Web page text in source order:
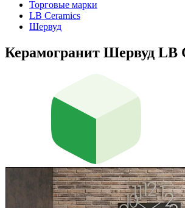
Торговые марки
LB Ceramics
Шервуд
Керамогранит Шервуд LB